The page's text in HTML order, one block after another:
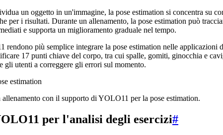
un oggetto in un'immagine, la pose estimation si concentra su
per i risultati. Durante un allenamento, la pose estimation può
e supporta un miglioramento graduale nel tempo.
più semplice integrare la pose estimation nelle
17 punti chiave del corpo, tra cui spalle, gomiti, ginocchia e
gli utenti a correggere gli errori sul momento.
con il supporto di YOLO11 per la pose estimation.
per l'analisi degli esercizi#